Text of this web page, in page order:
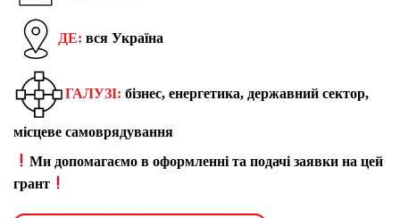
ДЕ: вся Україна
ГАЛУЗІ: бізнес, енергетика, державний сектор,
місцеве самоврядування
Ми допомагаємо в оформленні та подачі заявки на цей
грант